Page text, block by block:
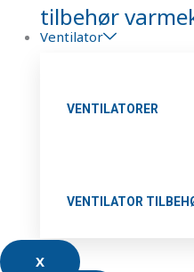
tilbehør
Ventilator
VENTILATORER
VENTILATOR
X